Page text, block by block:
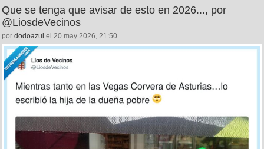
33 0
Que se tenga que avisar de esto en 2026..., por
@LiosdeVecinos
pordodoazulel 20 may 2026, 21:50